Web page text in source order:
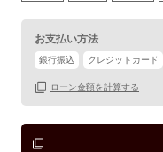
お支払い方法
銀行振込 クレジットカード
ローン金額を計算する